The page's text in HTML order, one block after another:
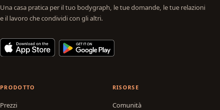
Una casa pratica per il tuo bodygraph, le tue domande, le tue relazioni
e il lavoro che condividi con gli altri.
PRODOTTO
Prezzi
RISORSE
Comunità